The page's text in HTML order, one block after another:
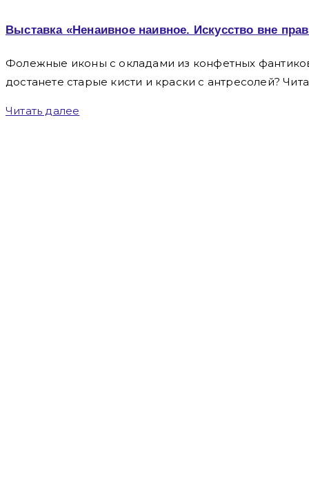
Выставка «Ненаивное наивное. Искусство вне
Фолежные иконы с окладами из конфетных
достанете старые кисти и краски с антресолей?
Читать далее